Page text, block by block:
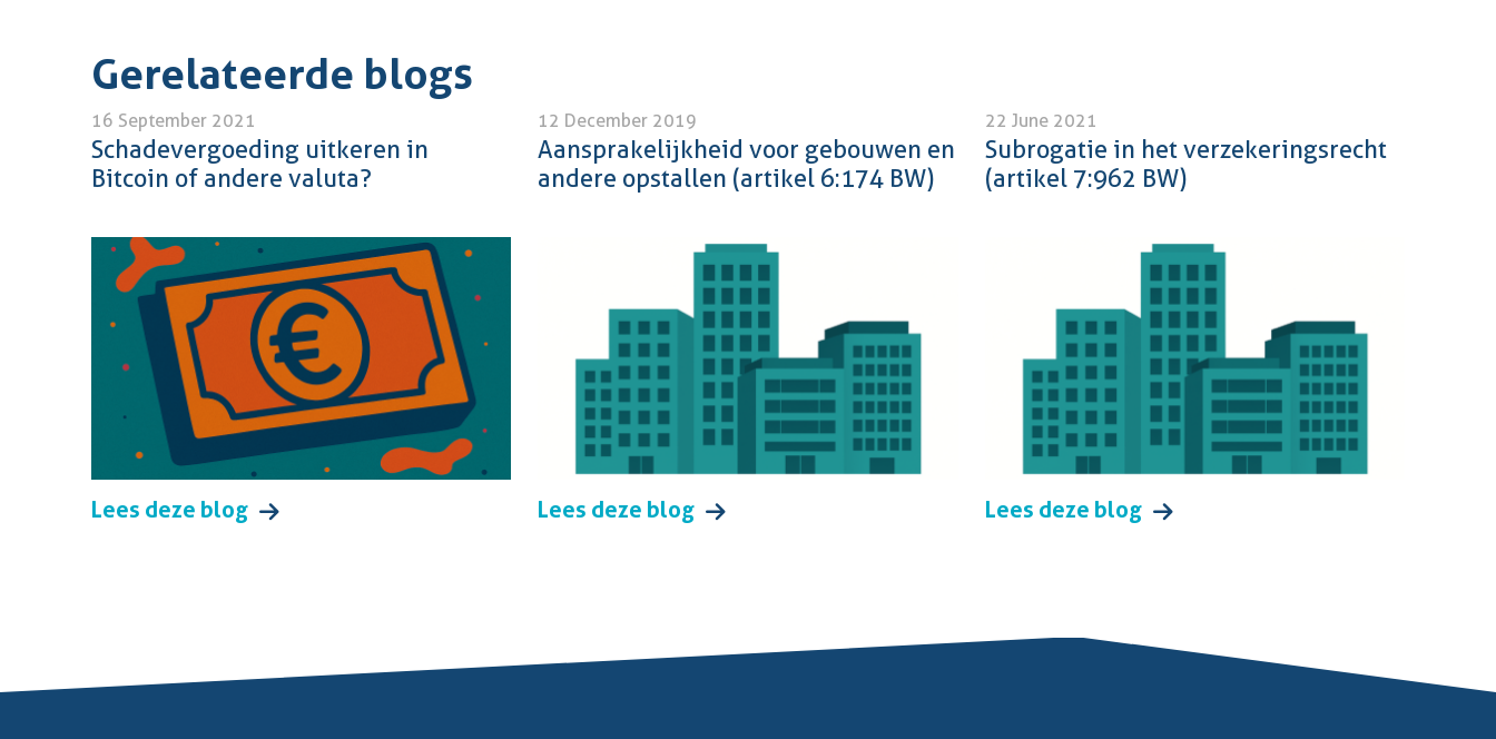
Gerelateerde blogs
16 September 2021
Schadevergoeding uitkeren in
Bitcoin of andere valuta?
Lees deze blog
12 December 2019
Aansprakelijkheid voor gebouwen en
andere opstallen (artikel 6:174 BW)
Lees deze blog
22 June 2021
Subrogatie in het verzekeringsrecht
(artikel 7:962 BW)
Lees deze blog